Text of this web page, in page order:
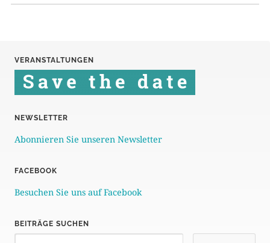
VERANSTALTUNGEN
NEWSLETTER
Abonnieren Sie unseren Newsletter
FACEBOOK
Besuchen Sie uns auf Facebook
BEITRÄGE SUCHEN